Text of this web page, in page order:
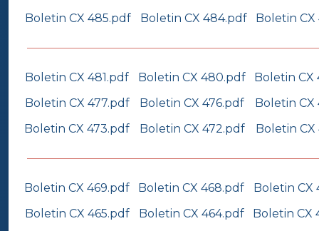
Boletin CX 485.pdf
Boletin CX 484.pdf Boletin
Boletin CX 481.pdf Boletin CX 480.pdf
Boletin CX
Boletin CX 477.pdf
Boletin CX 476.pdf
Boletin CX
Boletin CX 473.pdf
Boletin CX 472.pdf Boletin CX
Boletin CX 469.pdf Boletin CX 468.pdf
Boletin CX
Boletin CX 465.pdf
Boletin CX 464.pdf
Boletin CX